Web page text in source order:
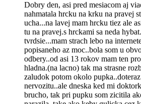
Dobry den, asi pred mesiacom aj
nahmatala hrcku na krku na pravej
ucha...na lavej mam hrcku tiez ale
tu na pravej.s hrckami sa neda
tvrdsie...mam strach lebo na
popisaneho az moc..bola som u
odbery..od asi 13 rokov mam ten
hladna.(na lacno) tak ma strasne
zaludok potom okolo
nervozitu..ale dneska ked mi
brucho, tak pri pupku som zicitila